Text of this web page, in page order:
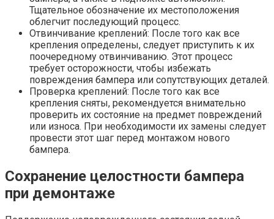
Тщательное обозначение их местоположения
облегчит последующий процесс.
Отвинчивание креплений: После того как все
крепления определены, следует приступить к их
поочередному отвинчиванию. Этот процесс
требует осторожности, чтобы избежать
повреждения бампера или сопутствующих деталей.
Проверка креплений: После того как все
крепления сняты, рекомендуется внимательно
проверить их состояние на предмет повреждений
или износа. При необходимости их замены следует
провести этот шаг перед монтажом нового
бампера.
Сохранение целостности бампера
при демонтаже